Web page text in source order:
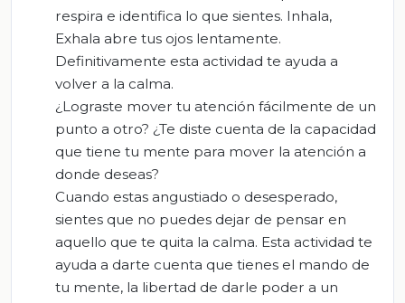
respira e identifica lo que sientes. Inhala,
Exhala abre tus ojos lentamente.
Definitivamente esta actividad te ayuda a
volver a la calma.
¿Lograste mover tu atención fácilmente de un
punto a otro? ¿Te diste cuenta de la capacidad
que tiene tu mente para mover la atención a
donde deseas?
Cuando estas angustiado o desesperado,
sientes que no puedes dejar de pensar en
aquello que te quita la calma. Esta actividad te
ayuda a darte cuenta que tienes el mando de
tu mente, la libertad de darle poder a un